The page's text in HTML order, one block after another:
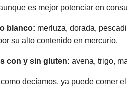
es mejor potenciar en
blanco: merluza, dorada,
su alto contenido en mercurio.
con y sin gluten: avena, trigo,
como decíamos, ya puede comer